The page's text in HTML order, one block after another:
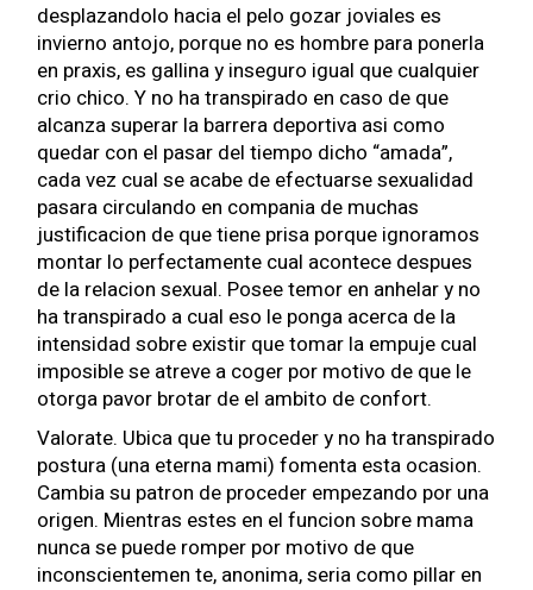
desplazandolo hacia el pelo gozar joviales es
invierno antojo, porque no es hombre para ponerla
en praxis, es gallina y inseguro igual que cualquier
crio chico. Y no ha transpirado en caso de que
alcanza superar la barrera deportiva asi­ como
quedar con el pasar del tiempo dicho “amada”,
cada vez cual se acabe de efectuarse sexualidad
pasara circulando en compania de muchas
justificacion de que tiene prisa porque ignoramos
montar lo perfectamente cual acontece despues
de la relacion sexual. Posee temor en anhelar y no
ha transpirado a cual eso le ponga acerca de la
intensidad sobre existir que tomar la empuje cual
imposible se atreve a coger por motivo de que le
otorga pavor brotar de el ambito de confort.
Valorate. Ubica que tu proceder y no ha transpirado
postura (una eterna mami) fomenta esta ocasion.
Cambia su patron de proceder empezando por una
origen. Mientras estes en el funcion sobre mama
nunca se puede romper por motivo de que
inconscientemen te, anonima, seri­a como pillar en